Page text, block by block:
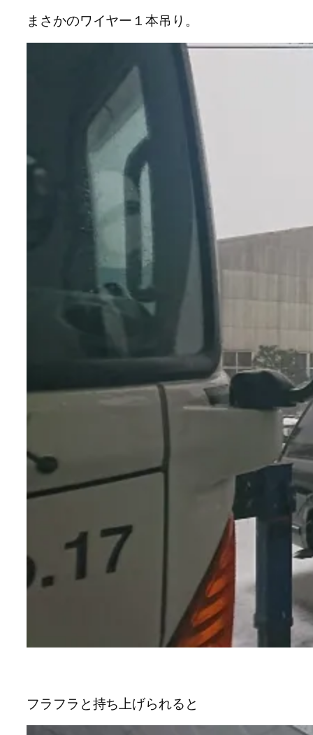
まさかのワイヤー１本吊り。
フラフラと持ち上げられると